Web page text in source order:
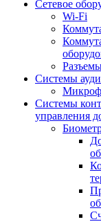
Сетевое
Wi-Fi
Системы
Системы
управления